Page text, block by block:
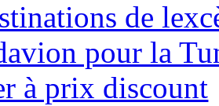
de
pour la
à prix discount